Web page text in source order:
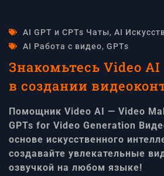
AI GPT и CPTs Чаты, AI
AI Работа с видео, GPTs
Знакомьтесь Video
в создании
Помощник Video AI — Video
GPTs for Video Generation
основе искусственного
создавайте увлекательные
озвучкой на любом языке!